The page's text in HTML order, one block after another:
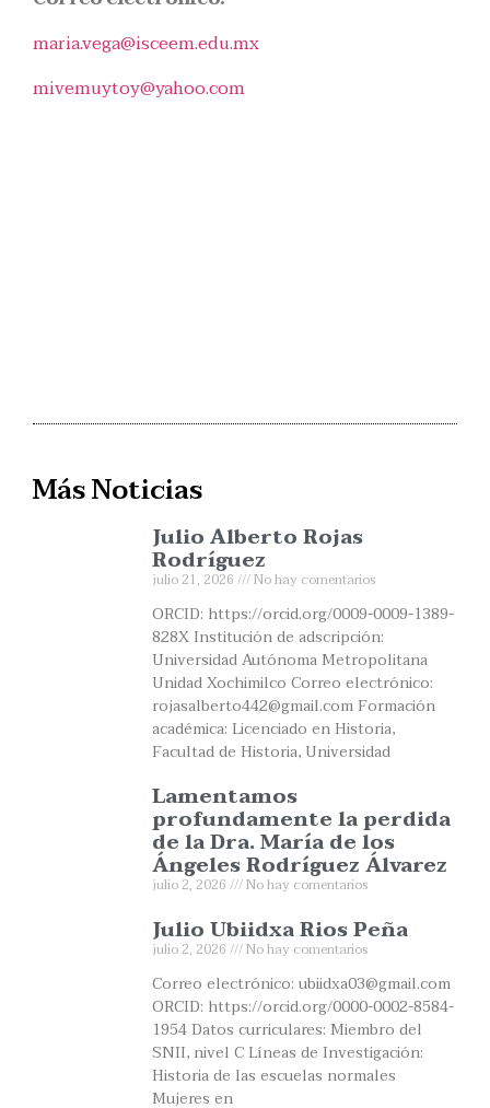
maria.vega@isceem.edu.mx
mivemuytoy@yahoo.com
Más Noticias
Julio Alberto Rojas
Rodríguez
julio 21, 2026 No hay comentarios
ORCID: https://orcid.org/0009-0009-1389-
828X Institución de adscripción:
Universidad Autónoma Metropolitana
Unidad Xochimilco Correo electrónico:
rojasalberto442@gmail.com Formación
académica: Licenciado en Historia,
Facultad de Historia, Universidad
Lamentamos
profundamente la perdida
de la Dra. María de los
Ángeles Rodríguez Álvarez
julio 2, 2026 No hay comentarios
Julio Ubiidxa Rios Peña
julio 2, 2026 No hay comentarios
Correo electrónico: ubiidxa03@gmail.com
ORCID: https://orcid.org/0000-0002-8584-
1954 Datos curriculares: Miembro del
SNII, nivel C Líneas de Investigación:
Historia de las escuelas normales
Mujeres en